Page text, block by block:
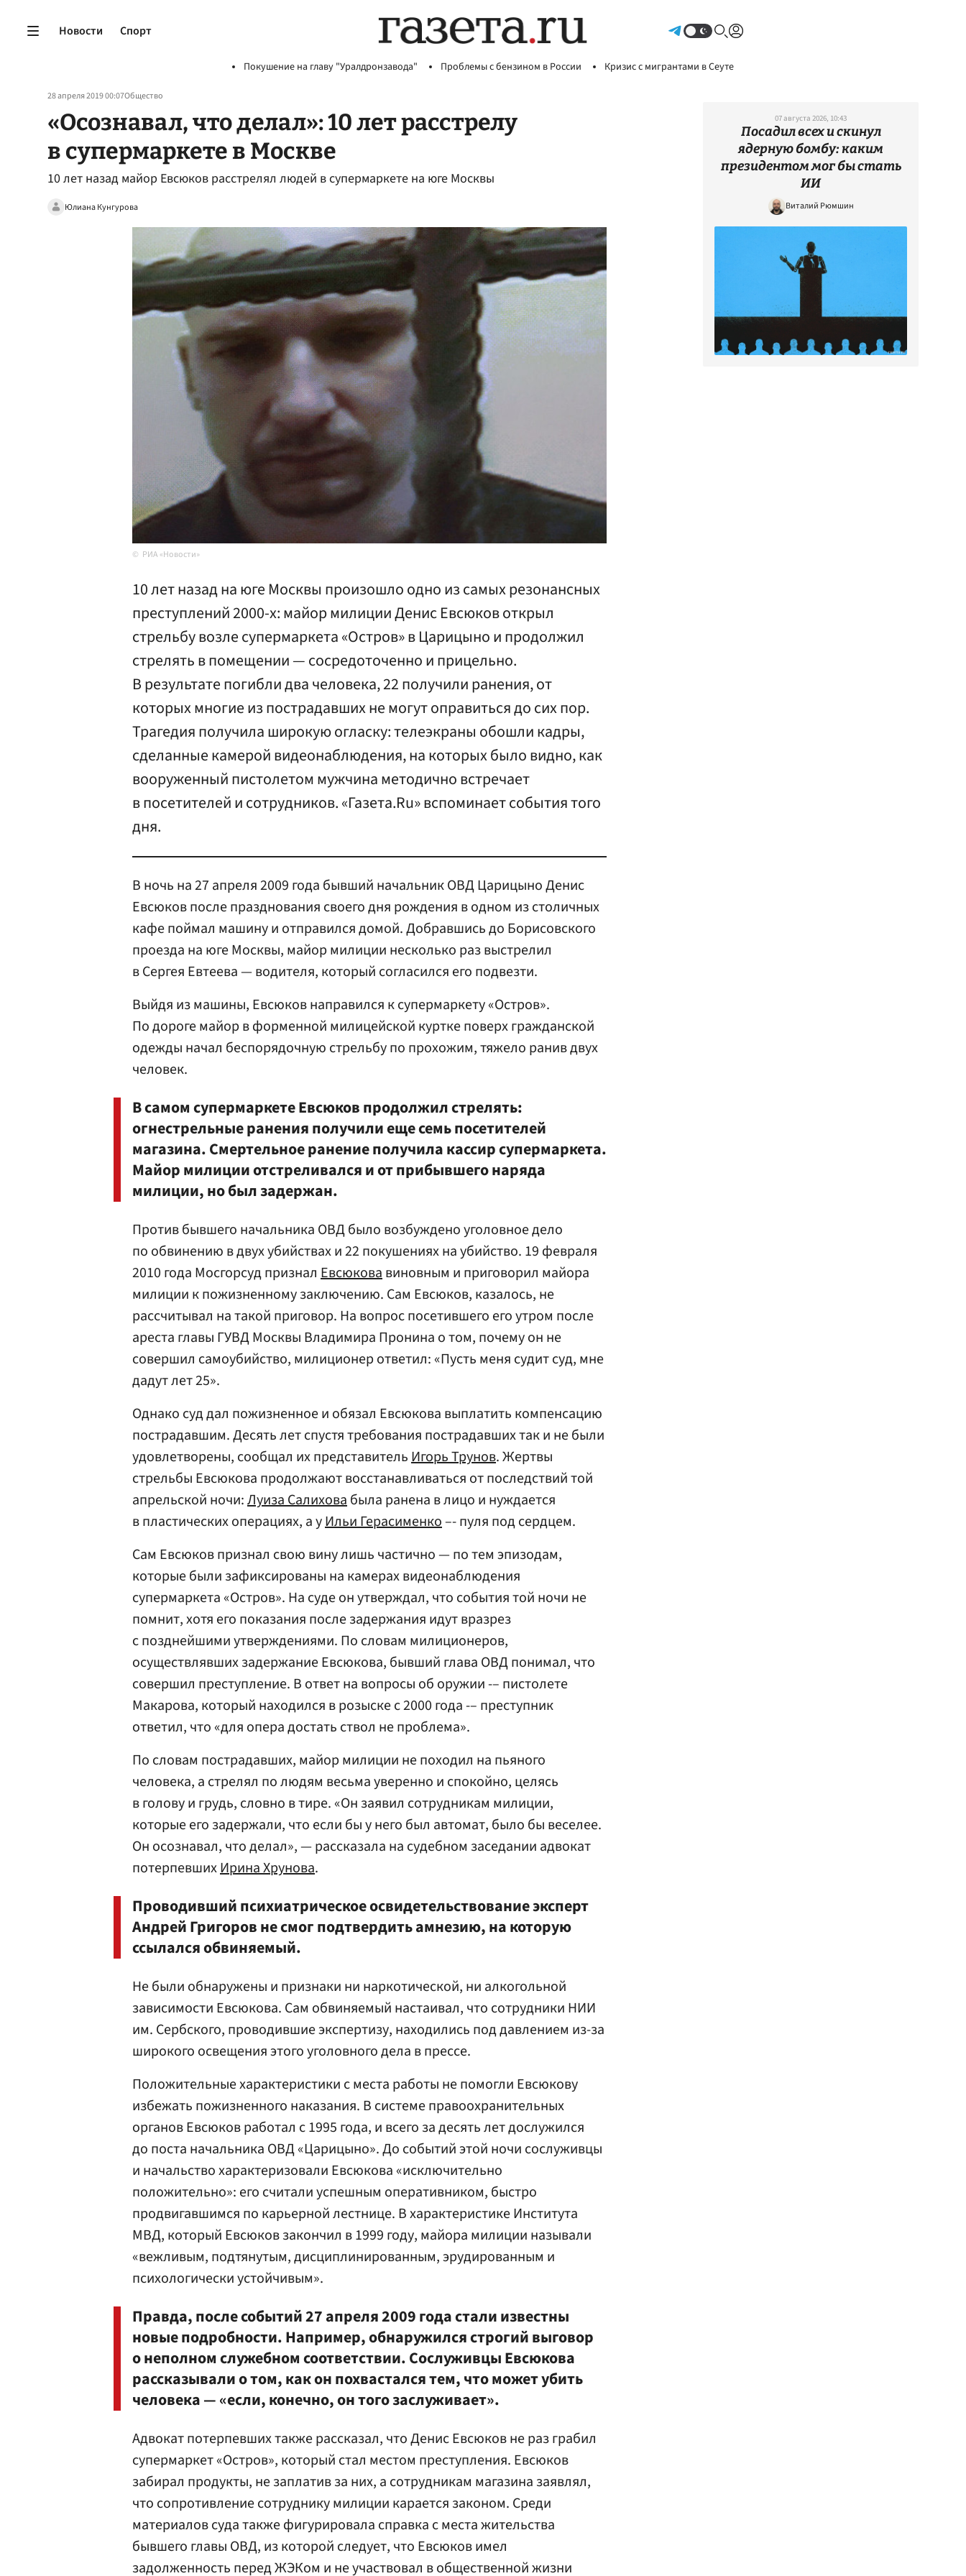
Новости Спорт
Покушение на главу "Уралдронзавода" Проблемы с бензином в России Кризис с мигрантами в Сеуте
28 апреля 2019 00:07Общество
«Осознавал, что делал»: 10 лет расстрелу
в супермаркете в Москве
10 лет назад майор Евсюков расстрелял людей в супермаркете на юге Москвы
Юлиана Кунгурова
РИА «Новости»
10 лет назад на юге Москвы произошло одно из самых резонансных
преступлений 2000-х: майор милиции Денис Евсюков открыл
стрельбу возле супермаркета «Остров» в Царицыно и продолжил
стрелять в помещении — сосредоточенно и прицельно.
В результате погибли два человека, 22 получили ранения, от
которых многие из пострадавших не могут оправиться до сих пор.
Трагедия получила широкую огласку: телеэкраны обошли кадры,
сделанные камерой видеонаблюдения, на которых было видно, как
вооруженный пистолетом мужчина методично встречает
в посетителей и сотрудников. «Газета.Ru» вспоминает события того
дня.
В ночь на 27 апреля 2009 года бывший начальник ОВД Царицыно Денис
Евсюков после празднования своего дня рождения в одном из столичных
кафе поймал машину и отправился домой. Добравшись до Борисовского
проезда на юге Москвы, майор милиции несколько раз выстрелил
в Сергея Евтеева — водителя, который согласился его подвезти.
Выйдя из машины, Евсюков направился к супермаркету «Остров».
По дороге майор в форменной милицейской куртке поверх гражданской
одежды начал беспорядочную стрельбу по прохожим, тяжело ранив двух
человек.
В самом супермаркете Евсюков продолжил стрелять:
огнестрельные ранения получили еще семь посетителей
магазина. Смертельное ранение получила кассир супермаркета.
Майор милиции отстреливался и от прибывшего наряда
милиции, но был задержан.
Против бывшего начальника ОВД было возбуждено уголовное дело
по обвинению в двух убийствах и 22 покушениях на убийство. 19 февраля
2010 года Мосгорсуд признал Евсюковавиновным и приговорил майора
милиции к пожизненному заключению. Сам Евсюков, казалось, не
рассчитывал на такой приговор. На вопрос посетившего его утром после
ареста главы ГУВД Москвы Владимира Пронина о том, почему он не
совершил самоубийство, милиционер ответил: «Пусть меня судит суд, мне
дадут лет 25».
Однако суд дал пожизненное и обязал Евсюкова выплатить компенсацию
пострадавшим. Десять лет спустя требования пострадавших так и не были
удовлетворены, сообщал их представительИгорь Трунов. Жертвы
стрельбы Евсюкова продолжают восстанавливаться от последствий той
апрельской ночи:Луиза Салиховабыла ранена в лицо и нуждается
в пластических операциях, а уИльи Герасименко–- пуля под сердцем.
Сам Евсюков признал свою вину лишь частично — по тем эпизодам,
которые были зафиксированы на камерах видеонаблюдения
супермаркета «Остров». На суде он утверждал, что события той ночи не
помнит, хотя его показания после задержания идут вразрез
с позднейшими утверждениями. По словам милиционеров,
осуществлявших задержание Евсюкова, бывший глава ОВД понимал, что
совершил преступление. В ответ на вопросы об оружии -– пистолете
Макарова, который находился в розыске с 2000 года -– преступник
ответил, что «для опера достать ствол не проблема».
По словам пострадавших, майор милиции не походил на пьяного
человека, а стрелял по людям весьма уверенно и спокойно, целясь
в голову и грудь, словно в тире. «Он заявил сотрудникам милиции,
которые его задержали, что если бы у него был автомат, было бы веселее.
Он осознавал, что делал», — рассказала на судебном заседании адвокат
потерпевшихИрина Хрунова.
Проводивший психиатрическое освидетельствование эксперт
Андрей Григоров не смог подтвердить амнезию, на которую
ссылался обвиняемый.
Не были обнаружены и признаки ни наркотической, ни алкогольной
зависимости Евсюкова. Сам обвиняемый настаивал, что сотрудники НИИ
им. Сербского, проводившие экспертизу, находились под давлением из-за
широкого освещения этого уголовного дела в прессе.
Положительные характеристики с места работы не помогли Евсюкову
избежать пожизненного наказания. В системе правоохранительных
органов Евсюков работал с 1995 года, и всего за десять лет дослужился
до поста начальника ОВД «Царицыно». До событий этой ночи сослуживцы
и начальство характеризовали Евсюкова «исключительно
положительно»: его считали успешным оперативником, быстро
продвигавшимся по карьерной лестнице. В характеристике Института
МВД, который Евсюков закончил в 1999 году, майора милиции называли
«вежливым, подтянутым, дисциплинированным, эрудированным и
психологически устойчивым».
Правда, после событий 27 апреля 2009 года стали известны
новые подробности. Например, обнаружился строгий выговор
о неполном служебном соответствии. Сослуживцы Евсюкова
рассказывали о том, как он похвастался тем, что может убить
человека — «если, конечно, он того заслуживает».
Адвокат потерпевших также рассказал, что Денис Евсюков не раз грабил
супермаркет «Остров», который стал местом преступления. Евсюков
забирал продукты, не заплатив за них, а сотрудникам магазина заявлял,
что сопротивление сотруднику милиции карается законом. Среди
материалов суда также фигурировала справка с места жительства
бывшего главы ОВД, из которой следует, что Евсюков имел
задолженность перед ЖЭКом и не участвовал в общественной жизни
07 августа 2026, 10:43
Посадил всех и скинул
ядерную бомбу: каким
президентом мог бы стать
ИИ
Виталий Рюмшин